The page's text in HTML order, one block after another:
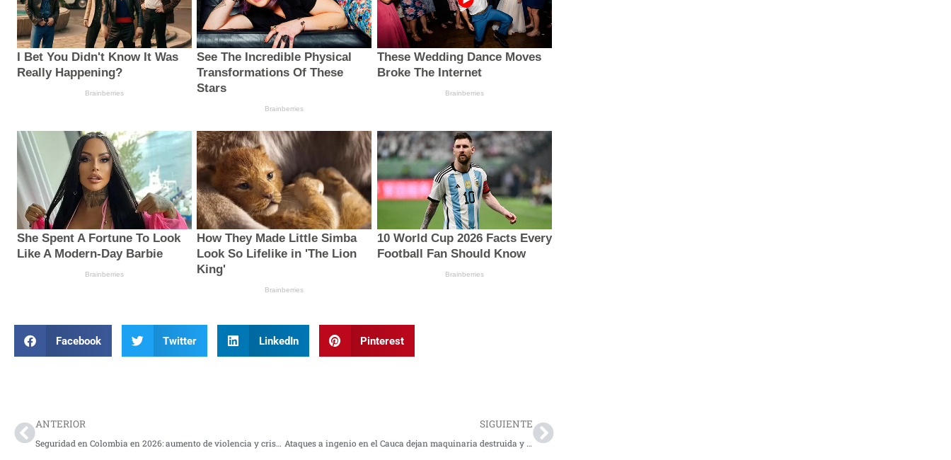
Facebook Twitter LinkedIn Pinterest
ANTERIOR
Seguridad en Colombia en 2026: aumento de violencia y crisis territorial generan alarma nacional
SIGUIENTE
Ataques a ingenio en el Cauca dejan maquinaria destruida y trabajadores afectados